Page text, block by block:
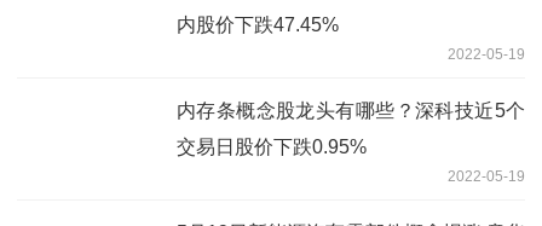
内股价下跌47.45%
2022-05-19
内存条概念股龙头有哪些？深科技近5个
交易日股价下跌0.95%
2022-05-19